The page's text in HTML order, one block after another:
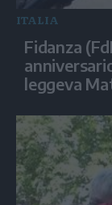
ITALIA
Fidanza
leggeva